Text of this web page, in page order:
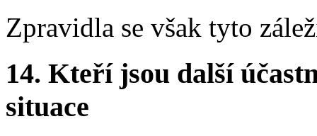
Zpravidla se však tyto
14. Kteří jsou další
situace